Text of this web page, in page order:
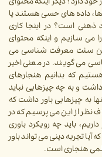
ها، داده های حسی هستند یا
ذهنی است؟ در اینجا کاری
می سازیم و اینکه محتوای
سنت معرفت شناسی می
می گویند. در معنی اخیر
که بدانیم هنجارهای
و به چه چیزهایی نباید
به چیزهایی باور داشت که
از این می پرسیم که در
باید چه رویکرد باوری
تجربه دینی می تواند باور
هنجاری است.